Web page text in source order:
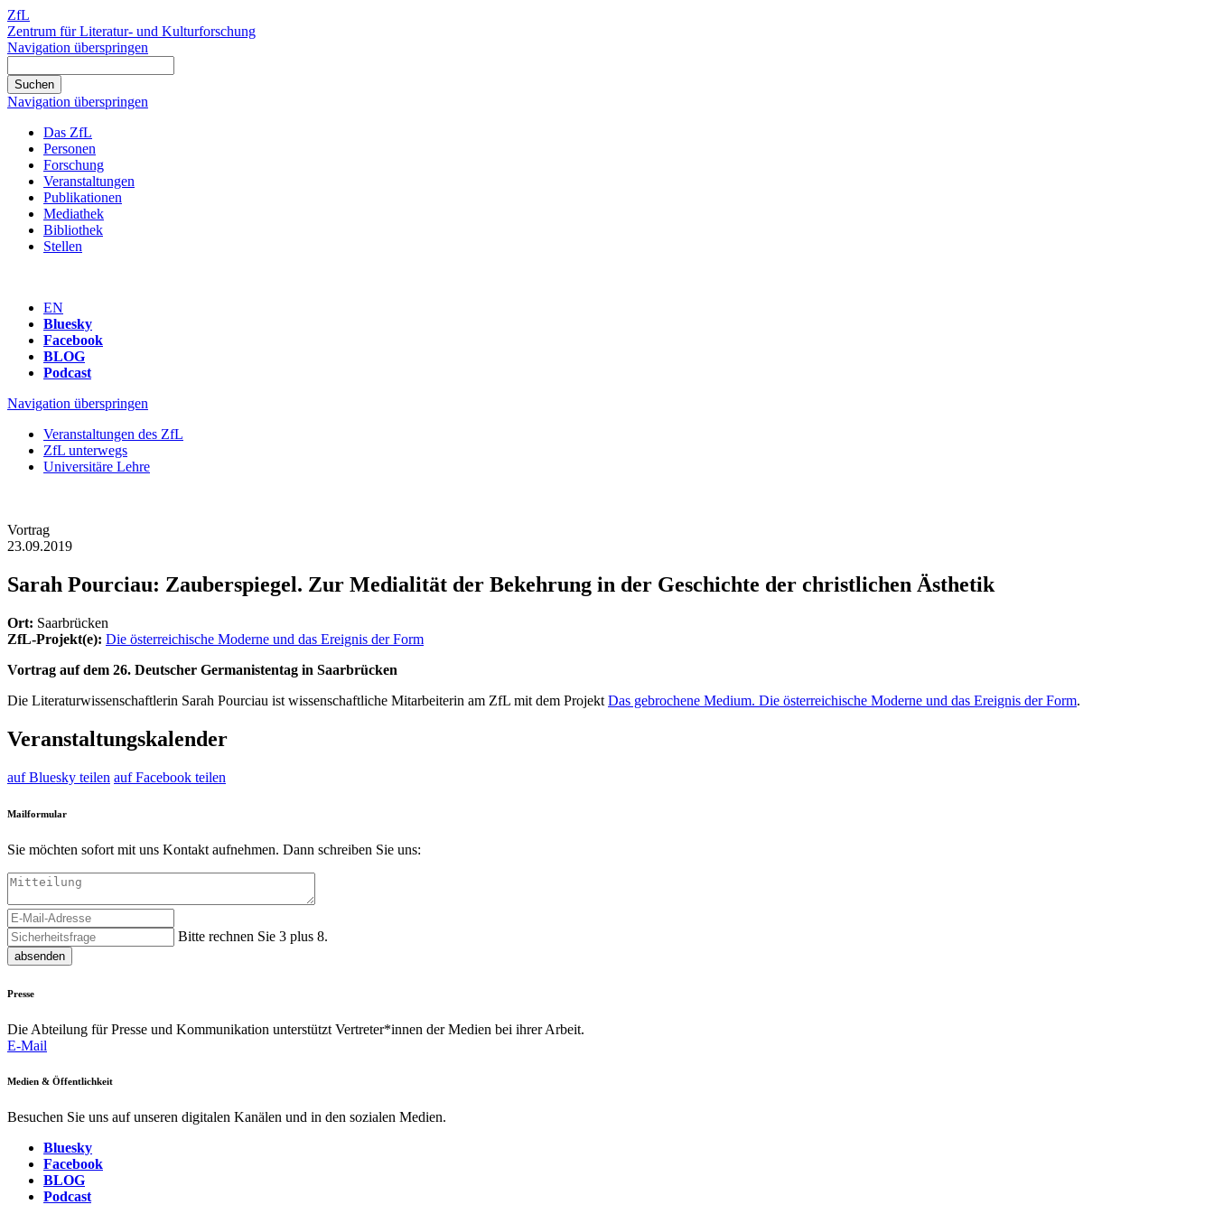
ZfL
Zentrum für Literatur- und Kulturforschung
Navigation überspringen
Navigation überspringen
Das ZfL
Personen
Forschung
Veranstaltungen
Publikationen
Mediathek
Bibliothek
Stellen
EN
Bluesky
Facebook
BLOG
Podcast
Navigation überspringen
Veranstaltungen des ZfL
ZfL unterwegs
Universitäre Lehre
Vortrag
23.09.2019
Sarah Pourciau: Zauberspiegel. Zur Medialität der Bekehrung in der Geschichte der christlichen Ästhetik
Ort: Saarbrücken
ZfL-Projekt(e): Die österreichische Moderne und das Ereignis der Form
Vortrag auf dem 26. Deutscher Germanistentag in Saarbrücken
Die Literaturwissenschaftlerin Sarah Pourciau ist wissenschaftliche Mitarbeiterin am ZfL mit dem Projekt Das gebrochene Medium. Die österreichische Moderne und das Ereignis der Form.
Veranstaltungskalender
auf Bluesky teilen auf Facebook teilen
Mailformular
Sie möchten sofort mit uns Kontakt aufnehmen. Dann schreiben Sie uns:
Bitte rechnen Sie 3 plus 8.
absenden
Presse
Die Abteilung für Presse und Kommunikation unterstützt Vertreter*innen der Medien bei ihrer Arbeit.
E-Mail
Medien & Öffentlichkeit
Besuchen Sie uns auf unseren digitalen Kanälen und in den sozialen Medien.
Bluesky
Facebook
BLOG
Podcast